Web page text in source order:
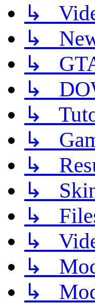
↳
↳
↳
↳
↳
↳
↳
↳
↳
↳
↳
↳